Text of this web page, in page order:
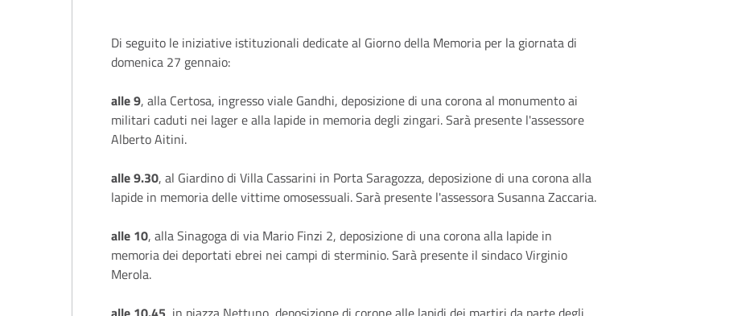
Descrizione
Di seguito le iniziative istituzionali dedicate al Giorno della Memoria per la giornata di
domenica 27 gennaio:
alle 9, alla Certosa, ingresso viale Gandhi, deposizione di una corona al monumento ai
militari caduti nei lager e alla lapide in memoria degli zingari. Sarà presente l'assessore
Alberto Aitini.
alle 9.30, al Giardino di Villa Cassarini in Porta Saragozza, deposizione di una corona alla
lapide in memoria delle vittime omosessuali. Sarà presente l'assessora Susanna Zaccaria.
alle 10, alla Sinagoga di via Mario Finzi 2, deposizione di una corona alla lapide in
memoria dei deportati ebrei nei campi di sterminio. Sarà presente il sindaco Virginio
Merola.